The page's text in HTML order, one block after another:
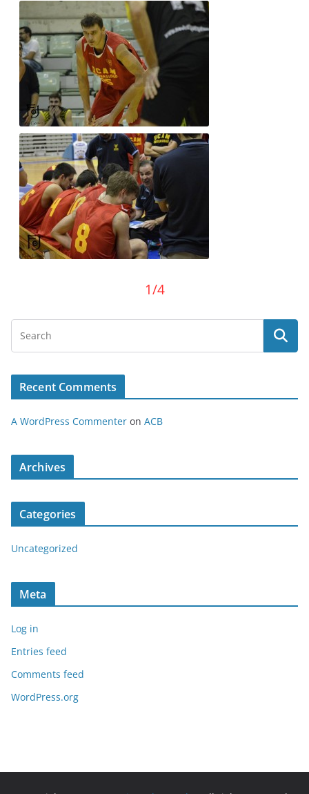
1/4
Recent Comments
A WordPress Commenter on ACB
Archives
Categories
Uncategorized
Meta
Log in
Entries feed
Comments feed
WordPress.org